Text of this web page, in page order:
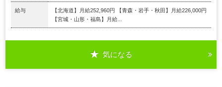
給与
【北海道】月給252,960円 【青森・岩手・秋田】月給226,000円
【宮城・山形・福島】月給...
気になる